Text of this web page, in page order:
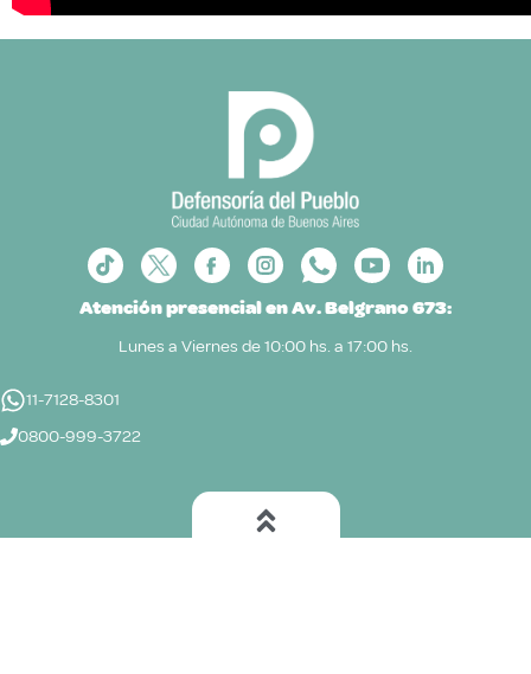
Atención presencial en Av. Belgrano 673:
Lunes a Viernes de 10:00 hs. a 17:00 hs.
11-7128-8301
0800-999-3722